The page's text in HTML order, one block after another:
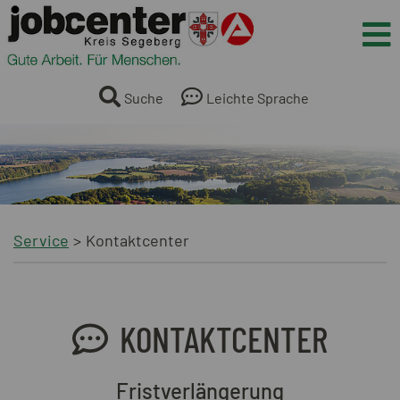
Springe direkt zum Inhalt
Suche Leichte Sprache
Service Kontaktcenter
KONTAKTCENTER
Fristverlängerung